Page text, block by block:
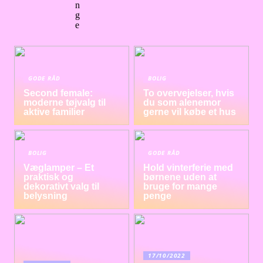
n
g
e
GODE RÅD
Second female:
moderne tøjvalg til
aktive familier
BOLIG
To overvejelser, hvis
du som alenemor
gerne vil købe et hus
BOLIG
Væglamper – Et
praktisk og
dekorativt valg til
belysning
GODE RÅD
Hold vinterferie med
børnene uden at
bruge for mange
penge
17/10/2022